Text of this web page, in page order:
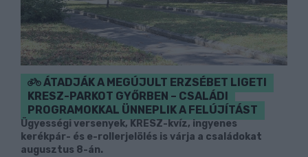
ÁTADJÁK A MEGÚJULT ERZSÉBET LIGETI
KRESZ-PARKOT GYŐRBEN – CSALÁDI
PROGRAMOKKAL ÜNNEPLIK A FELÚJÍTÁST
Ügyességi versenyek, KRESZ-kvíz, ingyenes
kerékpár- és e-rollerjelölés is várja a családokat
augusztus 8-án.